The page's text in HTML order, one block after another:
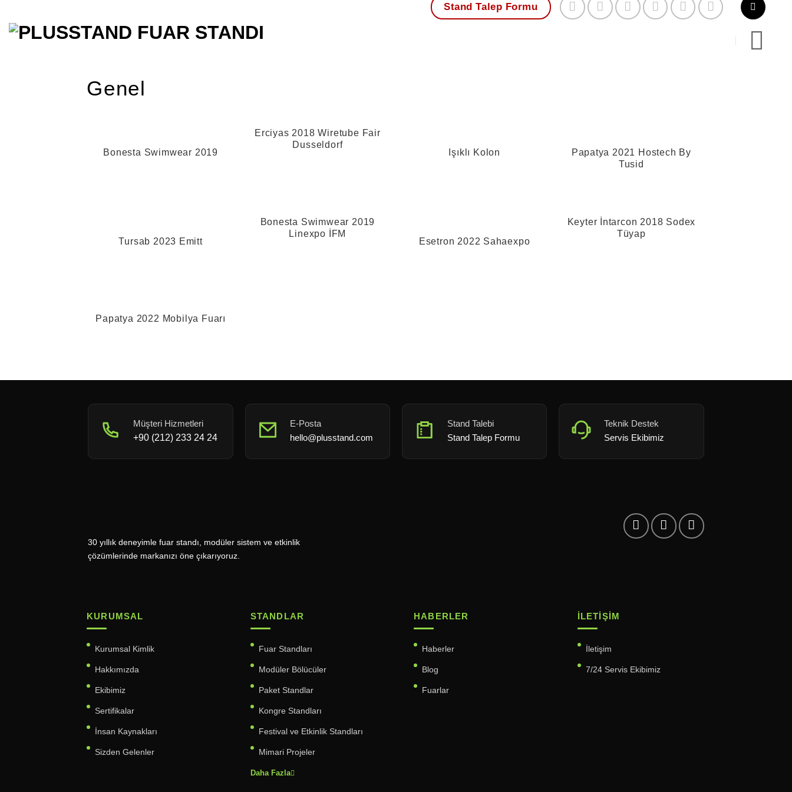
atla
Stand Talep Formu
Genel
Bonesta Swimwear 2019
Erciyas 2018 Wiretube Fair
Dusseldorf
Işıklı Kolon
Papatya 2021 Hostech By
Tusid
Tursab 2023 Emitt
Bonesta Swimwear 2019
Linexpo İFM
Esetron 2022 Sahaexpo
Keyter İntarcon 2018 Sodex
Tüyap
Papatya 2022 Mobilya Fuarı
Müşteri Hizmetleri
+90 (212) 233 24 24
E-Posta
hello@plusstand.com
Stand Talebi
Stand Talep Formu
Teknik Destek
Servis Ekibimiz
30 yıllık deneyimle fuar standı, modüler sistem ve etkinlik
çözümlerinde markanızı öne çıkarıyoruz.
KURUMSAL
Kurumsal Kimlik
Hakkımızda
Ekibimiz
Sertifikalar
İnsan Kaynakları
Sizden Gelenler
STANDLAR
Fuar Standları
Modüler Bölücüler
Paket Standlar
Kongre Standları
Festival ve Etkinlik Standları
Mimari Projeler
Daha Fazla
HABERLER
Haberler
Blog
Fuarlar
İLETIŞIM
İletişim
7/24 Servis Ekibimiz